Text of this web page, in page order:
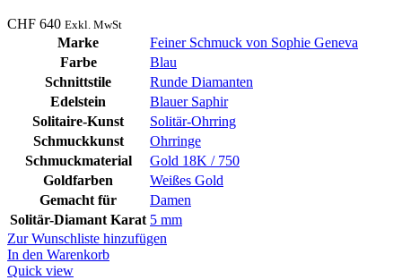
CHF 640 Exkl. MwSt
Marke
Feiner Schmuck von Sophie Geneva
Farbe
Blau
Schnittstile
Runde Diamanten
Edelstein
Blauer Saphir
Solitaire-Kunst
Solitär-Ohrring
Schmuckkunst
Ohrringe
Schmuckmaterial
Gold 18K / 750
Goldfarben
Weißes Gold
Gemacht für
Damen
Solitär-Diamant Karat 5 mm
Zur Wunschliste hinzufügen
In den Warenkorb
Quick view